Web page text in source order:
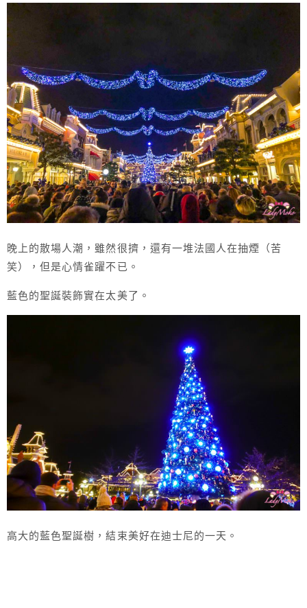
晚上的散場人潮，雖然很擠，還有一堆法國人在抽煙（苦
笑），但是心情雀躍不已。
藍色的聖誕裝飾實在太美了。
高大的藍色聖誕樹，結束美好在迪士尼的一天。